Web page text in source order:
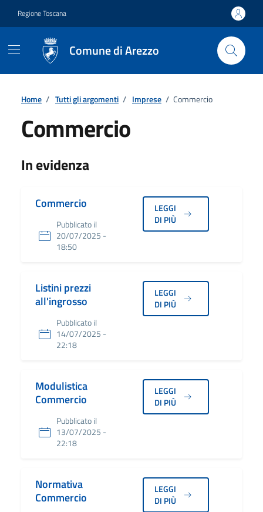
Regione Toscana
Comune di Arezzo
Home / Tutti gli argomenti / Imprese / Commercio
Commercio
Dettagli
In evidenza
Commercio
Pubblicato il
20/07/2025 -
18:50
LEGGI
DI PIÙ
Listini prezzi
all'ingrosso
Pubblicato il
14/07/2025 -
22:18
LEGGI
DI PIÙ
Modulistica
Commercio
Pubblicato il
13/07/2025 -
22:18
LEGGI
DI PIÙ
Normativa
Commercio
LEGGI
DI PIÙ